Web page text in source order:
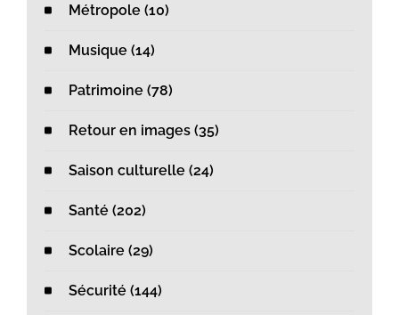
Métropole (10)
Musique (14)
Patrimoine (78)
Retour en images (35)
Saison culturelle (24)
Santé (202)
Scolaire (29)
Sécurité (144)